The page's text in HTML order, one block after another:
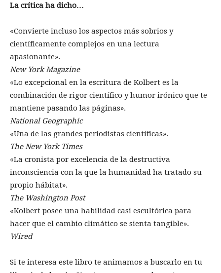
La crítica ha dicho…
«Convierte incluso los aspectos más sobrios y
científicamente complejos en una lectura
apasionante».
New York Magazine
«Lo excepcional en la escritura de Kolbert es la
combinación de rigor científico y humor irónico que te
mantiene pasando las páginas».
National Geographic
«Una de las grandes periodistas científicas».
The New York Times
«La cronista por excelencia de la destructiva
inconsciencia con la que la humanidad ha tratado su
propio hábitat».
The Washington Post
«Kolbert posee una habilidad casi escultórica para
hacer que el cambio climático se sienta tangible».
Wired
Si te interesa este libro te animamos a buscarlo en tu